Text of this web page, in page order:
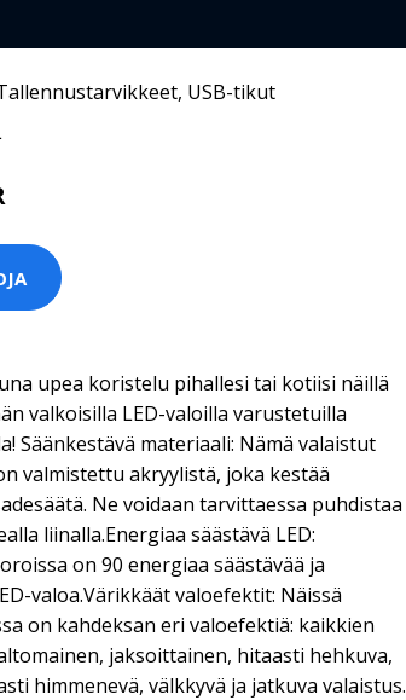
, USB-tikut
upea koristelu pihallesi tai kotiisi näillä
valkoisilla LED-valoilla varustetuilla
Säänkestävä materiaali: Nämä valaistut
valmistettu akryylistä, joka kestää
Ne voidaan tarvittaessa puhdistaa
liinalla.Energiaa säästävä LED:
on 90 energiaa säästävää ja
valoa.Värikkäät valoefektit: Näissä
on kahdeksan eri valoefektiä: kaikkien
jaksoittainen, hitaasti hehkuva,
himmenevä, välkkyvä ja jatkuva valaistus.